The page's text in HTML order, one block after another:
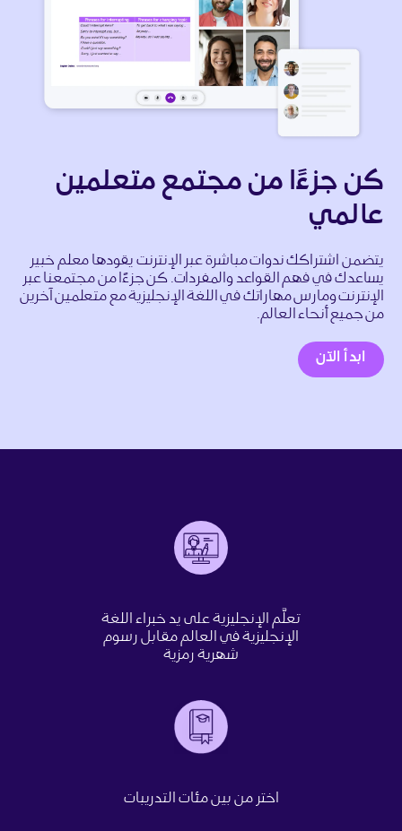
كن جزءًا من مجتمع متعلمين
عالمي
يتضمن اشتراكك ندوات مباشرة عبر الإنترنت يقودها معلم خبير
يساعدك في فهم القواعد والمفردات. كن جزءًا من مجتمعنا عبر
الإنترنت ومارس مهاراتك في اللغة الإنجليزية مع متعلمين آخرين
من جميع أنحاء العالم.
ابدأ الآن
تعلَّم الإنجليزية على يد خبراء اللغة
الإنجليزية في العالم مقابل رسوم
شهرية رمزية
اختر من بين مئات التدريبات